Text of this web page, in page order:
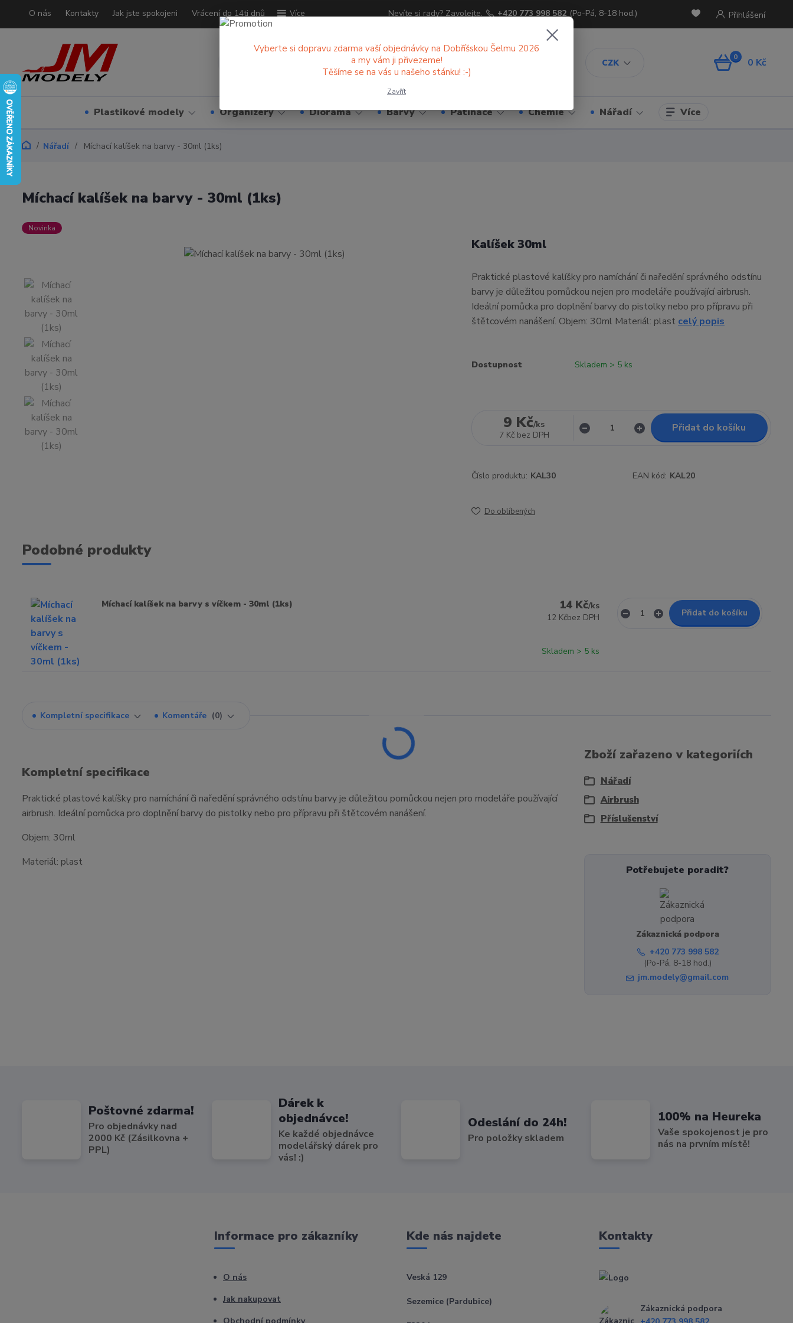
O nás Kontakty Jak jste spokojeni Vrácení do 14ti dnů Více
CZK
Přihlášení
Nevíte si rady? Zavolejte. +420 773 998 582 (Po-Pá, 8-18 hod.)
0 0 Kč
Plastikové modely Organizéry Diorama Barvy Patinace Chemie Nářadí Více
Nářadí Míchací kalíšek na barvy - 30ml (1ks)
Míchací kalíšek na barvy - 30ml (1ks)
Novinka
Kalíšek 30ml
Praktické plastové kalíšky pro namíchání či naředění správného odstínu
barvy je důležitou pomůckou nejen pro modeláře používající airbrush.
Ideální pomůcka pro doplnění barvy do pistolky nebo pro přípravu při
štětcovém nanášení. Objem: 30ml Materiál: plast celý popis
Dostupnost Skladem > 5 ks
9 Kč/ks
7 Kč bez DPH
Přidat do košíku
Číslo produktu: KAL30 EAN kód: KAL20
Do oblíbených
Podobné produkty
Míchací kalíšek na barvy s víčkem - 30ml (1ks) 14 Kč/ks
12 Kčbez DPH
Skladem > 5 ks
Přidat do košíku
Kompletní specifikace Komentáře 0
Kompletní specifikace
Praktické plastové kalíšky pro namíchání či naředění správného odstínu barvy je důležitou pomůckou nejen pro modeláře používající
airbrush. Ideální pomůcka pro doplnění barvy do pistolky nebo pro přípravu při štětcovém nanášení.
Objem: 30ml
Materiál: plast
Zboží zařazeno v kategoriích
Nářadí
Airbrush
Příslušenství
Potřebujete poradit?
Zákaznická podpora
+420 773 998 582
(Po-Pá, 8-18 hod.)
jm.modely@gmail.com
Poštovné zdarma!
Pro objednávky nad
2000 Kč (Zásilkovna +
PPL)
Dárek k
objednávce!
Ke každé objednávce
modelářský dárek pro
vás! :)
Odeslání do 24h!
Pro položky skladem
100% na Heureka
Vaše spokojenost je pro
nás na prvním místě!
Informace pro zákazníky
O nás
Jak nakupovat
Kde nás najdete
Veská 129
Sezemice (Pardubice)
Kontakty
Zákaznická podpora
Vyberte si dopravu zdarma vaší objednávky na Dobříšskou Šelmu 2026
a my vám ji přivezeme!
Těšíme se na vás u našeho stánku! :-)
Zavřít